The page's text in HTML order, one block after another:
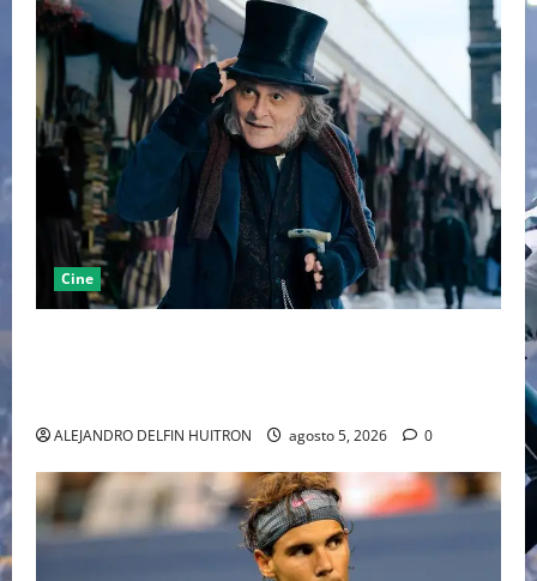
Cine
ALEJANDRO DELFIN HUITRON agosto 5, 2026 0